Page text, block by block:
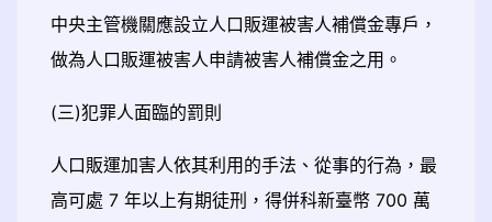
中央主管機關應設立人口販運被害人補償金專戶，
做為人口販運被害人申請被害人補償金之用。
(三)犯罪人面臨的罰則
人口販運加害人依其利用的手法、從事的行為，最
高可處 7 年以上有期徒刑，得併科新臺幣 700 萬